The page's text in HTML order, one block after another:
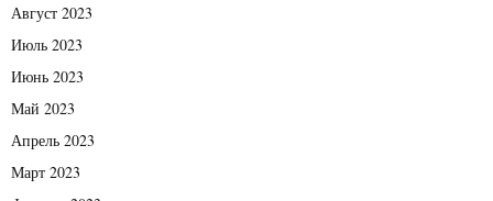
Август 2023
Июль 2023
Июнь 2023
Май 2023
Апрель 2023
Март 2023